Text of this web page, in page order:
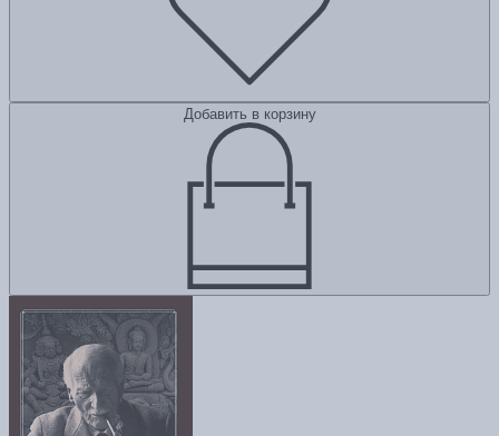
Добавить в корзину